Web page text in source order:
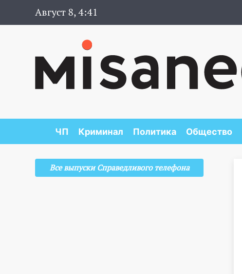
Август 8, 4:41
ЧП Криминал Политика Общество
Все выпуски Справедливого телефона